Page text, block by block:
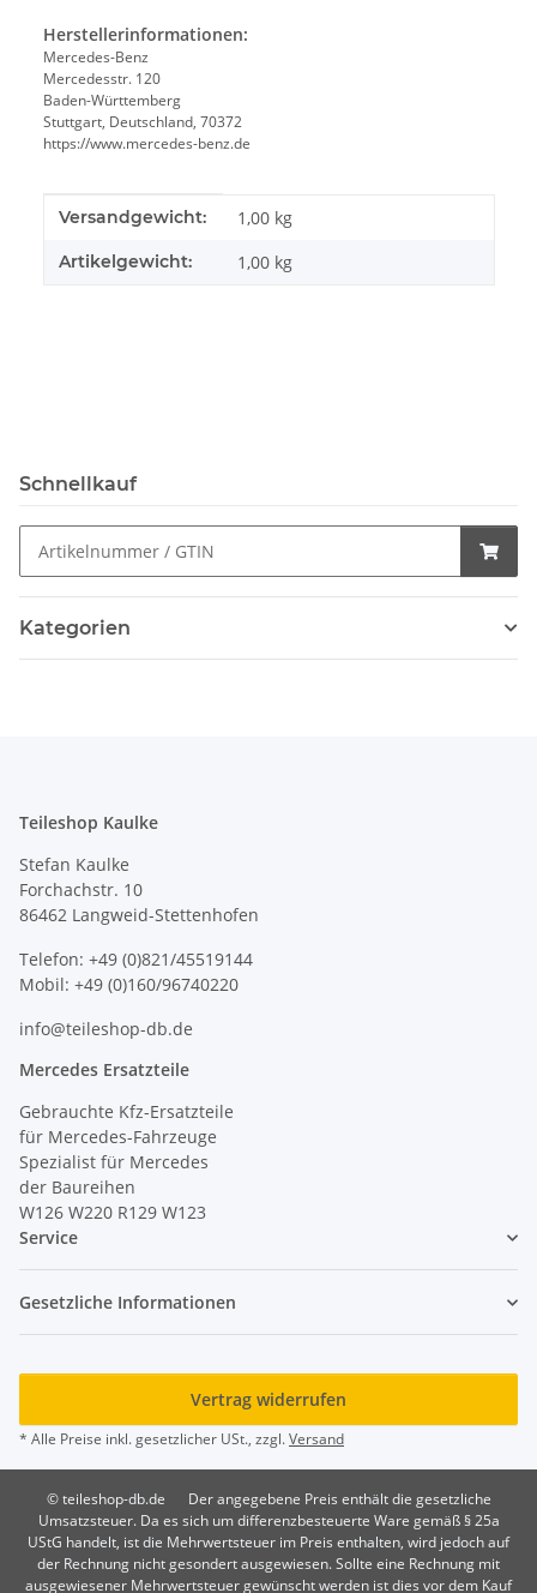
Herstellerinformationen:
Mercedes-Benz
Mercedesstr. 120
Baden-Württemberg
Stuttgart, Deutschland, 70372
https://www.mercedes-benz.de
Produkteigenschaft
Wert
Versandgewicht: 1,00 kg
Artikelgewicht: 1,00 kg
Schnellkauf
Kategorien
Teileshop Kaulke
Stefan Kaulke
Forchachstr. 10
86462 Langweid-Stettenhofen
Telefon: +49 (0)821/45519144
Mobil: +49 (0)160/96740220
info@teileshop-db.de
Mercedes Ersatzteile
Gebrauchte Kfz-Ersatzteile
für Mercedes-Fahrzeuge
Spezialist für Mercedes
der Baureihen
W126 W220 R129 W123
Service
Gesetzliche Informationen
Vertrag widerrufen
* Alle Preise inkl. gesetzlicher USt., zzgl.Versand
© teileshop-db.de
Der angegebene Preis enthält die gesetzliche
Umsatzsteuer. Da es sich um differenzbesteuerte Ware gemäß § 25a
UStG handelt, ist die Mehrwertsteuer im Preis enthalten, wird jedoch auf
der Rechnung nicht gesondert ausgewiesen. Sollte eine Rechnung mit
ausgewiesener Mehrwertsteuer gewünscht werden ist dies vor dem Kauf